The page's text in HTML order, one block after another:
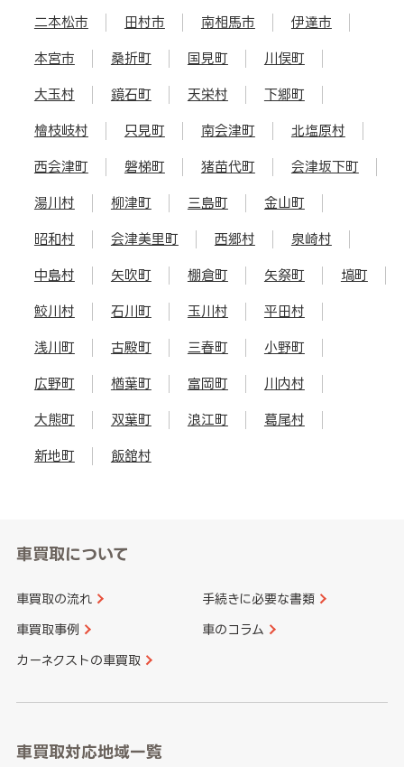
二本松市 田村市 南相馬市 伊達市
本宮市 桑折町 国見町 川俣町
大玉村 鏡石町 天栄村 下郷町
檜枝岐村 只見町 南会津町 北塩原村
西会津町 磐梯町 猪苗代町 会津坂下町
湯川村 柳津町 三島町 金山町
昭和村 会津美里町 西郷村 泉崎村
中島村 矢吹町 棚倉町 矢祭町 塙町
鮫川村 石川町 玉川村 平田村
浅川町 古殿町 三春町 小野町
広野町 楢葉町 富岡町 川内村
大熊町 双葉町 浪江町 葛尾村
新地町 飯舘村
車買取について
車買取の流れ 手続きに必要な書類
車買取事例 車のコラム
カーネクストの車買取
車買取対応地域一覧